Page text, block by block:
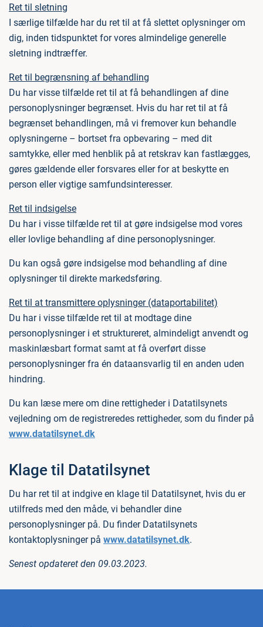
Ret til sletning
I særlige tilfælde har du ret til at få slettet oplysninger om
dig, inden tidspunktet for vores almindelige generelle
sletning indtræffer.
Ret til begrænsning af behandling
Du har visse tilfælde ret til at få behandlingen af dine
personoplysninger begrænset. Hvis du har ret til at få
begrænset behandlingen, må vi fremover kun behandle
oplysningerne – bortset fra opbevaring – med dit
samtykke, eller med henblik på at retskrav kan fastlægges,
gøres gældende eller forsvares eller for at beskytte en
person eller vigtige samfundsinteresser.
Ret til indsigelse
Du har i visse tilfælde ret til at gøre indsigelse mod vores
eller lovlige behandling af dine personoplysninger.
Du kan også gøre indsigelse mod behandling af dine
oplysninger til direkte markedsføring.
Ret til at transmittere oplysninger (dataportabilitet)
Du har i visse tilfælde ret til at modtage dine
personoplysninger i et struktureret, almindeligt anvendt og
maskinlæsbart format samt at få overført disse
personoplysninger fra én dataansvarlig til en anden uden
hindring.
Du kan læse mere om dine rettigheder i Datatilsynets
vejledning om de registreredes rettigheder, som du finder på
www.datatilsynet.dk
Klage til Datatilsynet
Du har ret til at indgive en klage til Datatilsynet, hvis du er
utilfreds med den måde, vi behandler dine
personoplysninger på. Du finder Datatilsynets
kontaktoplysninger på www.datatilsynet.dk.
Senest opdateret den 09.03.2023.